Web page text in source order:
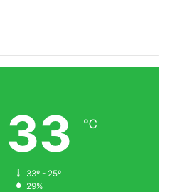
33 ℃
33º - 25º
29%